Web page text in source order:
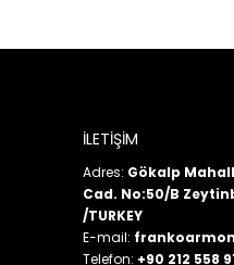
İLETİŞİM
Adres: Gökalp
Cad. No:50/B
/TURKEY
E-mail:
Telefon: +90 212 558